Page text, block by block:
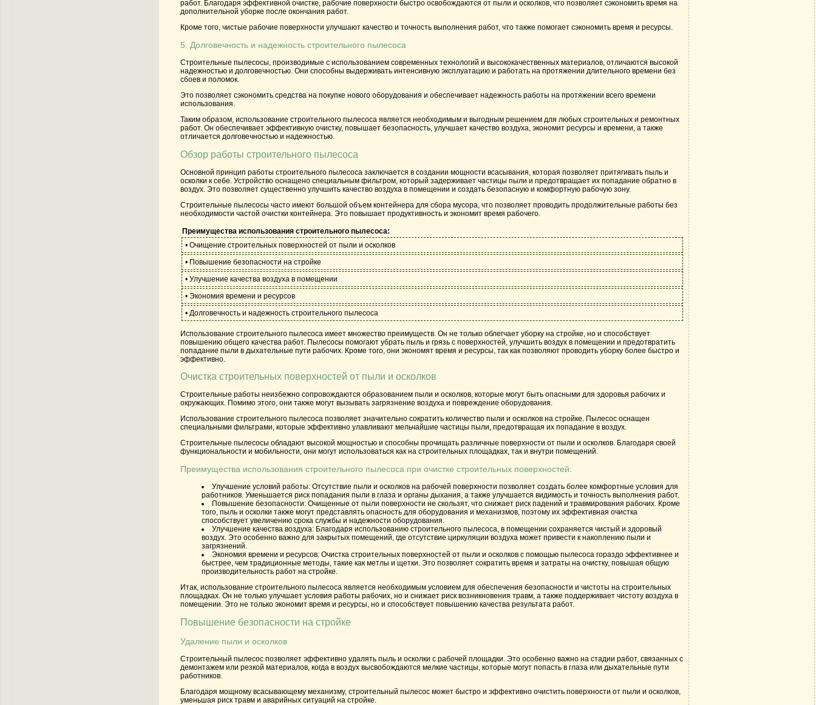
работ. Благодаря эффективной очистке, рабочие поверхности быстро освобождаются от пыли и осколков, что позволяет сэкономить время на
дополнительной уборке после окончания работ.
Кроме того, чистые рабочие поверхности улучшают качество и точность выполнения работ, что также помогает сэкономить время и ресурсы.
5. Долговечность и надежность строительного пылесоса
Строительные пылесосы, производимые с использованием современных технологий и высококачественных материалов, отличаются высокой
надежностью и долговечностью. Они способны выдерживать интенсивную эксплуатацию и работать на протяжении длительного времени без
сбоев и поломок.
Это позволяет сэкономить средства на покупке нового оборудования и обеспечивает надежность работы на протяжении всего времени
использования.
Таким образом, использование строительного пылесоса является необходимым и выгодным решением для любых строительных и ремонтных
работ. Он обеспечивает эффективную очистку, повышает безопасность, улучшает качество воздуха, экономит ресурсы и времени, а также
отличается долговечностью и надежностью.
Обзор работы строительного пылесоса
Основной принцип работы строительного пылесоса заключается в создании мощности всасывания, которая позволяет притягивать пыль и
осколки к себе. Устройство оснащено специальным фильтром, который задерживает частицы пыли и предотвращает их попадание обратно в
воздух. Это позволяет существенно улучшить качество воздуха в помещении и создать безопасную и комфортную рабочую зону.
Строительные пылесосы часто имеют большой объем контейнера для сбора мусора, что позволяет проводить продолжительные работы без
необходимости частой очистки контейнера. Это повышает продуктивность и экономит время рабочего.
Преимущества использования строительного пылесоса:
• Очищение строительных поверхностей от пыли и осколков
• Повышение безопасности на стройке
• Улучшение качества воздуха в помещении
• Экономия времени и ресурсов
• Долговечность и надежность строительного пылесоса
Использование строительного пылесоса имеет множество преимуществ. Он не только облегчает уборку на стройке, но и способствует
повышению общего качества работ. Пылесосы помогают убрать пыль и грязь с поверхностей, улучшить воздух в помещении и предотвратить
попадание пыли в дыхательные пути рабочих. Кроме того, они экономят время и ресурсы, так как позволяют проводить уборку более быстро и
эффективно.
Очистка строительных поверхностей от пыли и осколков
Строительные работы неизбежно сопровождаются образованием пыли и осколков, которые могут быть опасными для здоровья рабочих и
окружающих. Помимо этого, они также могут вызывать загрязнение воздуха и повреждение оборудования.
Использование строительного пылесоса позволяет значительно сократить количество пыли и осколков на стройке. Пылесос оснащен
специальными фильтрами, которые эффективно улавливают мельчайшие частицы пыли, предотвращая их попадание в воздух.
Строительные пылесосы обладают высокой мощностью и способны прочищать различные поверхности от пыли и осколков. Благодаря своей
функциональности и мобильности, они могут использоваться как на строительных площадках, так и внутри помещений.
Преимущества использования строительного пылесоса при очистке строительных поверхностей:
Улучшение условий работы: Отсутствие пыли и осколков на рабочей поверхности позволяет создать более комфортные условия для
работников. Уменьшается риск попадания пыли в глаза и органы дыхания, а также улучшается видимость и точность выполнения работ.
Повышение безопасности: Очищенные от пыли поверхности не скользят, что снижает риск падений и травмирования рабочих. Кроме
того, пыль и осколки также могут представлять опасность для оборудования и механизмов, поэтому их эффективная очистка
способствует увеличению срока службы и надежности оборудования.
Улучшение качества воздуха: Благодаря использованию строительного пылесоса, в помещении сохраняется чистый и здоровый
воздух. Это особенно важно для закрытых помещений, где отсутствие циркуляции воздуха может привести к накоплению пыли и
загрязнений.
Экономия времени и ресурсов: Очистка строительных поверхностей от пыли и осколков с помощью пылесоса гораздо эффективнее и
быстрее, чем традиционные методы, такие как метлы и щетки. Это позволяет сократить время и затраты на очистку, повышая общую
производительность работ на стройке.
Итак, использование строительного пылесоса является необходимым условием для обеспечения безопасности и чистоты на строительных
площадках. Он не только улучшает условия работы рабочих, но и снижает риск возникновения травм, а также поддерживает чистоту воздуха в
помещении. Это не только экономит время и ресурсы, но и способствует повышению качества результата работ.
Повышение безопасности на стройке
Удаление пыли и осколков
Строительный пылесос позволяет эффективно удалять пыль и осколки с рабочей площадки. Это особенно важно на стадии работ, связанных с
демонтажем или резкой материалов, когда в воздух высвобождаются мелкие частицы, которые могут попасть в глаза или дыхательные пути
работников.
Благодаря мощному всасывающему механизму, строительный пылесос может быстро и эффективно очистить поверхности от пыли и осколков,
уменьшая риск травм и аварийных ситуаций на стройке.